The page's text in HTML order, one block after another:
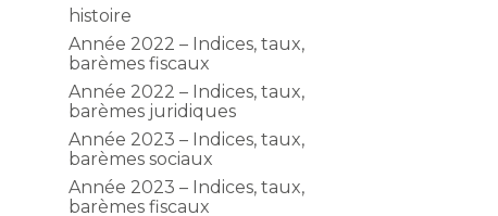
histoire
Année 2022 – Indices, taux,
barèmes fiscaux
Année 2022 – Indices, taux,
barèmes juridiques
Année 2023 – Indices, taux,
barèmes sociaux
Année 2023 – Indices, taux,
barèmes fiscaux